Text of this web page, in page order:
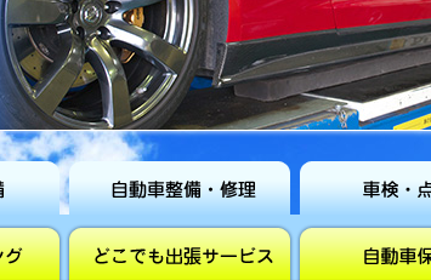
自動車整備・
修理
車検・点検